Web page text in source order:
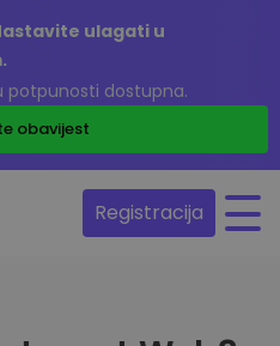
ulagati u
potpunosti dostupna.
obavijest
Registracija